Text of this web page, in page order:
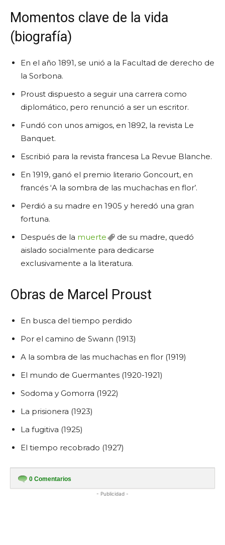
Momentos clave de la vida
(biografía)
En el año 1891, se unió a la Facultad de derecho de
la Sorbona.
Proust dispuesto a seguir una carrera como
diplomático, pero renunció a ser un escritor.
Fundó con unos amigos, en 1892, la revista Le
Banquet.
Escribió para la revista francesa La Revue Blanche.
En 1919, ganó el premio literario Goncourt, en
francés ‘A la sombra de las muchachas en flor’.
Perdió a su madre en 1905 y heredó una gran
fortuna.
Después de la muerte
de su madre, quedó
aislado socialmente para dedicarse
exclusivamente a la literatura.
Obras de Marcel Proust
En busca del tiempo perdido
Por el camino de Swann (1913)
A la sombra de las muchachas en flor (1919)
El mundo de Guermantes (1920-1921)
Sodoma y Gomorra (1922)
La prisionera (1923)
La fugitiva (1925)
El tiempo recobrado (1927)
0 Comentarios
- Publicidad -